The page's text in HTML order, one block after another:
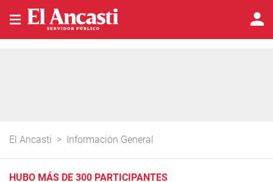
El Ancasti > Información General
HUBO MÁS DE 300 PARTICIPANTES